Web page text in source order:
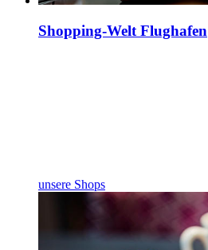
Shopping-Welt Flughafen
unsere Shops